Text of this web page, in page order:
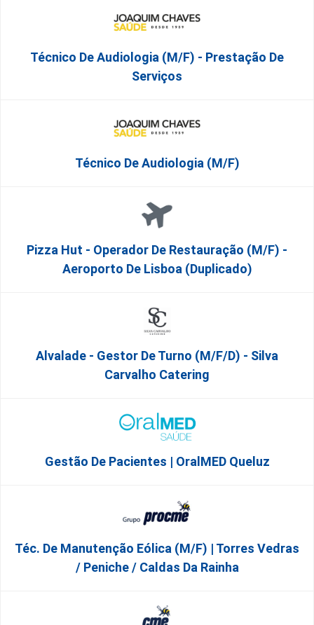
Técnico De Audiologia (M/F) - Prestação De
Serviços
Técnico De Audiologia (M/F)
Pizza Hut - Operador De Restauração (m/f) -
Aeroporto De Lisboa (Duplicado)
Alvalade - Gestor De Turno (m/f/d) - Silva
Carvalho Catering
Gestão De Pacientes | OralMED Queluz
Téc. De Manutenção Eólica (m/f) | Torres Vedras
/ Peniche / Caldas Da Rainha